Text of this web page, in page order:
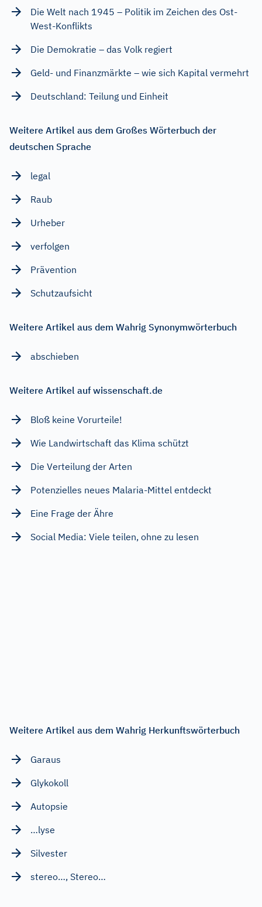
Die Welt nach 1945 – Politik im Zeichen des Ost-
West-Konflikts
Die Demokratie – das Volk regiert
Geld- und Finanzmärkte – wie sich Kapital vermehrt
Deutschland: Teilung und Einheit
Weitere Artikel aus dem Großes Wörterbuch der
deutschen Sprache
legal
Raub
Urheber
verfolgen
Prävention
Schutzaufsicht
Weitere Artikel aus dem Wahrig Synonymwörterbuch
abschieben
Weitere Artikel auf wissenschaft.de
Bloß keine Vorurteile!
Wie Landwirtschaft das Klima schützt
Die Verteilung der Arten
Potenzielles neues Malaria-Mittel entdeckt
Eine Frage der Ähre
Social Media: Viele teilen, ohne zu lesen
Weitere Artikel aus dem Wahrig Herkunftswörterbuch
Garaus
Glykokoll
Autopsie
…lyse
Silvester
stereo…, Stereo…